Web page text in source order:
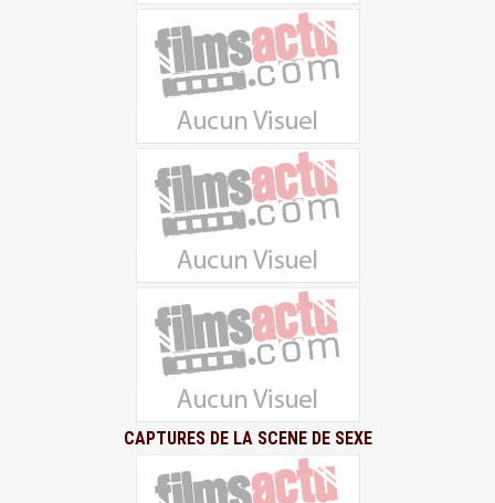
CAPTURES DE LA SCENE DE SEXE